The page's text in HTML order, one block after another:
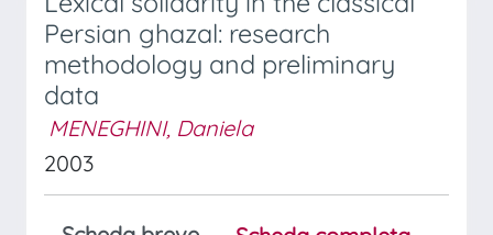
Persian ghazal: research
methodology and preliminary
data
MENEGHINI, Daniela
2003